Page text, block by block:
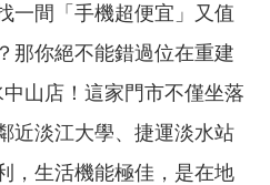
一間「手機超便宜」又值
那你絕不能錯過位在重建
山店！這家門市不僅坐落
近淡江大學、捷運淡水站
，生活機能極佳，是在地